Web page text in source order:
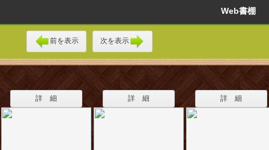
Web書棚
前を表示 次を表示
詳 細 詳 細 詳 細